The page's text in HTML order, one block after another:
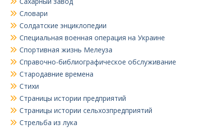
Словари
Солдатские энциклопедии
Специальная военная операция на Украине
Спортивная жизнь Мелеуза
Справочно-библиографическое обслуживание
Стародавние времена
Стихи
Страницы истории предприятий
Страницы истории сельхозпредприятий
Стрельба из лука